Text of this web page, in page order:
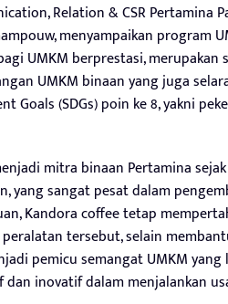
Relation & CSR Pertamina
menyampaikan program
UMKM berprestasi, merupakan
UMKM binaan yang juga
Goals (SDGs) poin ke 8, yakni
mitra binaan Pertamina
yang sangat pesat dalam
Kandora coffee tetap
tersebut, selain
pemicu semangat UMKM
dan inovatif dalam menjalankan